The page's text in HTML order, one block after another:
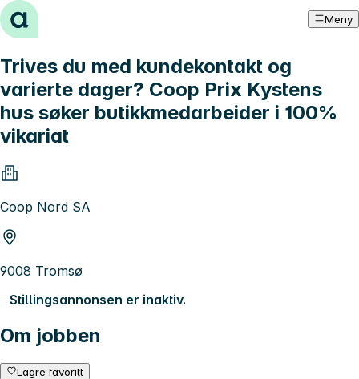
Hopp til innhold Meny
Trives du med kundekontakt og
varierte dager? Coop Prix Kystens
hus søker butikkmedarbeider i 100%
vikariat
Coop Nord SA
9008 Tromsø
Stillingsannonsen er inaktiv.
Om jobben
Lagre favoritt